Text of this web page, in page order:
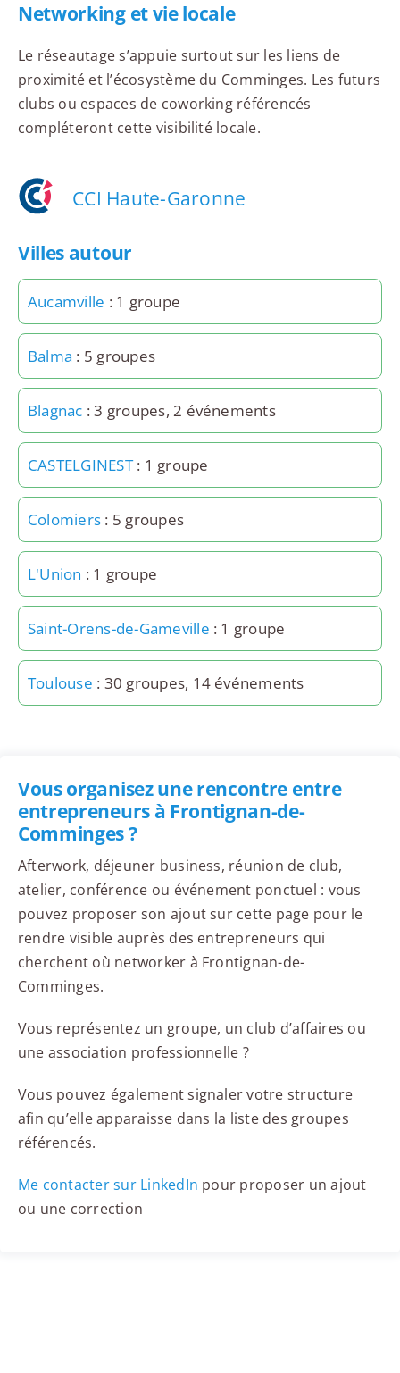
Networking et vie locale
Le réseautage s’appuie surtout sur les liens de
proximité et l’écosystème du Comminges. Les futurs
clubs ou espaces de coworking référencés
compléteront cette visibilité locale.
CCI Haute-Garonne
Villes autour
Aucamville : 1 groupe
Balma : 5 groupes
Blagnac : 3 groupes, 2 événements
CASTELGINEST: 1 groupe
Colomiers : 5 groupes
L'Union : 1 groupe
Saint-Orens-de-Gameville : 1 groupe
Toulouse : 30 groupes, 14 événements
Vous organisez une rencontre entre
entrepreneurs à Frontignan-de-
Comminges ?
Afterwork, déjeuner business, réunion de club,
atelier, conférence ou événement ponctuel : vous
pouvez proposer son ajout sur cette page pour le
rendre visible auprès des entrepreneurs qui
cherchent où networker à Frontignan-de-
Comminges.
Vous représentez un groupe, un club d’affaires ou
une association professionnelle ?
Vous pouvez également signaler votre structure
afin qu’elle apparaisse dans la liste des groupes
référencés.
Me contacter sur LinkedIn pour proposer un ajout
ou une correction